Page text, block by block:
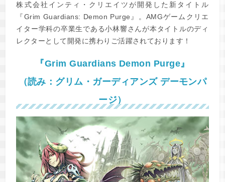
株式会社インティ・クリエイツが開発した新タイトル
『Grim Guardians: Demon Purge』。AMGゲームクリエ
イター学科の卒業生である小林響さんが本タイトルのディ
レクターとして開発に携わりご活躍されております！
『Grim Guardians Demon Purge』
（読み：グリム・ガーディアンズ デーモンパ
ージ）